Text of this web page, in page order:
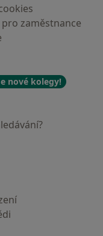
zaměstnance
nové kolegy!